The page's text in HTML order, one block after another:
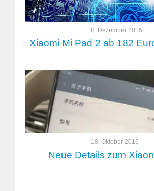
18. Dezember 2015
Xiaomi Mi Pad 2 ab 182
18. Oktober 2016
Neue Details zum